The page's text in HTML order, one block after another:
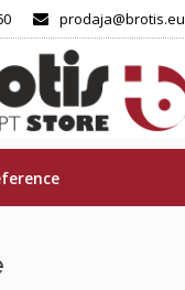
prodaja@brotis.eu